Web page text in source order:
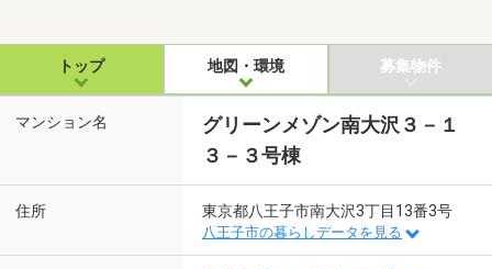
トップ 地図・環境 募集物件
マンション名
グリーンメゾン南大沢３－１
３－３号棟
住所 東京都八王子市南大沢3丁目13番3号
八王子市の暮らしデータを見る